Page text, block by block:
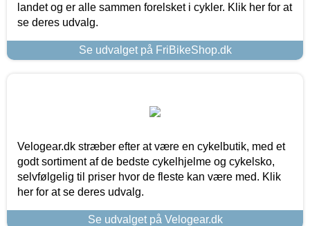
landet og er alle sammen forelsket i cykler. Klik her for at
se deres udvalg.
Se udvalget på FriBikeShop.dk
Velogear.dk stræber efter at være en cykelbutik, med et
godt sortiment af de bedste cykelhjelme og cykelsko,
selvfølgelig til priser hvor de fleste kan være med. Klik
her for at se deres udvalg.
Se udvalget på Velogear.dk